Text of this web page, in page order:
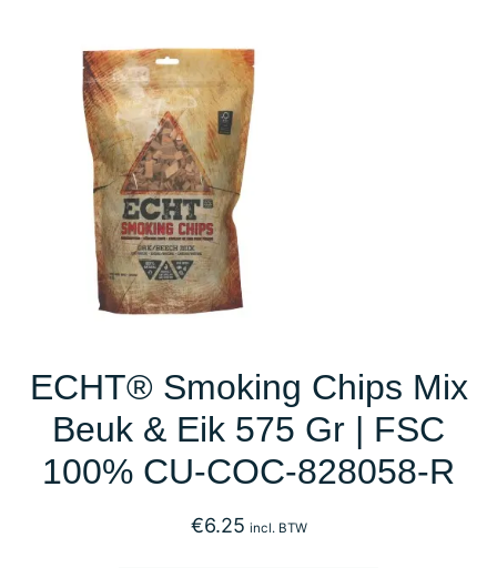
ECHT® Smoking Chips Mix
Beuk & Eik 575 Gr | FSC
100% CU-COC-828058-R
€6.25 incl. BTW